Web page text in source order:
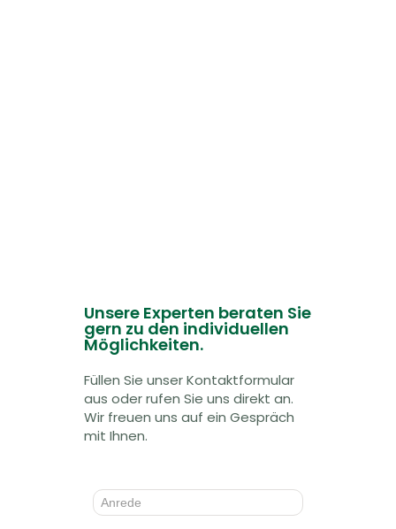
Unsere Experten beraten Sie
gern zu den individuellen
Möglichkeiten.
Füllen Sie unser Kontaktformular
aus oder rufen Sie uns direkt an.
Wir freuen uns auf ein Gespräch
mit Ihnen.